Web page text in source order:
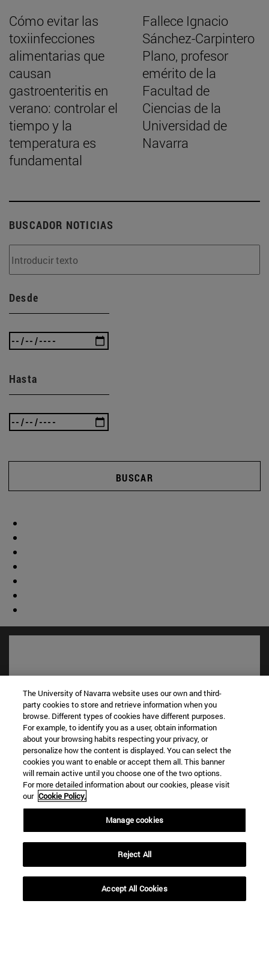
Cómo evitar las
toxiinfecciones
alimentarias que
causan
gastroenteritis en
verano: controlar el
tiempo y la
temperatura es
fundamental
Fallece Ignacio
Sánchez-Carpintero
Plano, profesor
emérito de la
Facultad de
Ciencias de la
Universidad de
Navarra
BUSCADOR NOTICIAS
Desde
Hasta
BUSCAR
Accesos directos
Biblioteca(abre en nueva ventana)
Mi correo(abre en nueva ventana)
Aula virtual ADI(abre en nueva ventana)
Búsqueda de personas(abre en nueva ventana)
(abre en nueva ventana)
TFNO +34 948 42 56 00
¿QUÉ GRADO TE INTERESA?
¿QUÉ MÁSTER TE INTERESA?
The University of Navarra website uses our own and third-
party cookies to store and retrieve information when you
browse. Different types of cookies have different purposes.
For example, to identify you as a user, obtain information
about your browsing habits respecting your privacy, or
personalize how the content is displayed. You can select the
cookies you want to enable or accept them all. This banner
will remain active until you choose one of the two options.
For more detailed information about our cookies, please visit
our Cookie Policy.
Manage cookies
Reject All
Accept All Cookies